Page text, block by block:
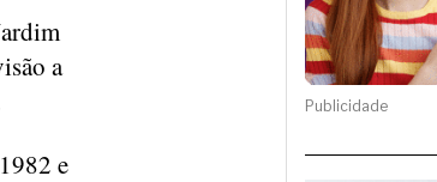
a
e
Publicidade